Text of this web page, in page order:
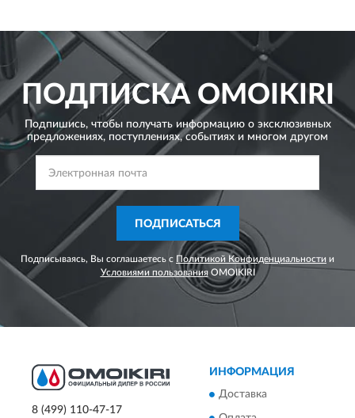
ПОДПИСКАOMOIKIRI
Подпишись, чтобы получать информацию о эксклюзивных
предложениях, поступлениях, событиях и многом другом
ПОДПИСАТЬСЯ
Подписываясь, Вы соглашаетесь с Политикой Конфиденциальности и
Условиями пользованияOMOIKIRI
8 (499) 110-47-17
ИНФОРМАЦИЯ
Доставка